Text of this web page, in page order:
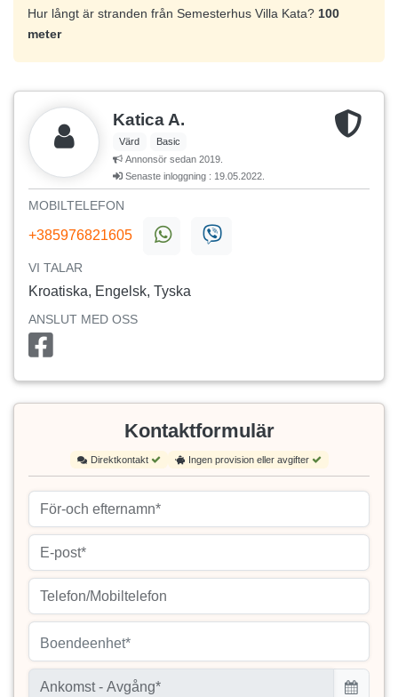
Hur långt är stranden från Semesterhus Villa Kata? 100
meter
Katica A.
Värd
Basic
Annonsör sedan 2019.
Senaste inloggning : 19.05.2022.
MOBILTELEFON
+385976821605
VI TALAR
Kroatiska, Engelsk, Tyska
ANSLUT MED OSS
Kontaktformulär
Direktkontakt Ingen provision eller avgifter
Boendeenhet*